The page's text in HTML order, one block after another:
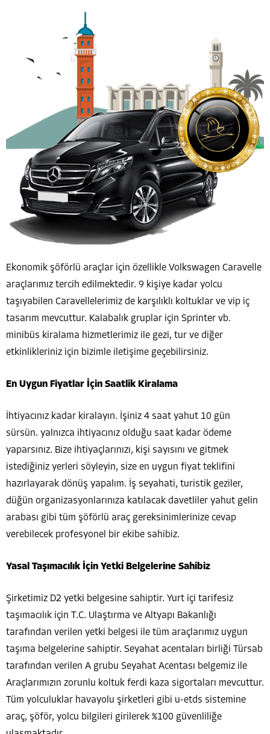
Ekonomik şöförlü araçlar için özellikle Volkswagen Caravelle
araçlarımız tercih edilmektedir. 9 kişiye kadar yolcu
taşıyabilen Caravellelerimiz de karşılıklı koltuklar ve vip iç
tasarım mevcuttur. Kalabalık gruplar için Sprinter vb.
minibüs kiralama hizmetlerimiz ile gezi, tur ve diğer
etkinlikleriniz için bizimle iletişime geçebilirsiniz.
En Uygun Fiyatlar İçin Saatlik Kiralama
İhtiyacınız kadar kiralayın. İşiniz 4 saat yahut 10 gün
sürsün. yalnızca ihtiyacınız olduğu saat kadar ödeme
yaparsınız. Bize ihtiyaçlarınızı, kişi sayısını ve gitmek
istediğiniz yerleri söyleyin, size en uygun fiyat teklifini
hazırlayarak dönüş yapalım. İş seyahati, turistik geziler,
düğün organizasyonlarınıza katılacak davetliler yahut gelin
arabası gibi tüm şöförlü araç gereksinimlerinize cevap
verebilecek profesyonel bir ekibe sahibiz.
Yasal Taşımacılık İçin Yetki Belgelerine Sahibiz
Şirketimiz D2 yetki belgesine sahiptir. Yurt içi tarifesiz
taşımacılık için T.C. Ulaştırma ve Altyapı Bakanlığı
tarafından verilen yetki belgesi ile tüm araçlarımız uygun
taşıma belgelerine sahiptir. Seyahat acentaları birliği Türsab
tarafından verilen A grubu Seyahat Acentası belgemiz ile
Araçlarımızın zorunlu koltuk ferdi kaza sigortaları mevcuttur.
Tüm yolculuklar havayolu şirketleri gibi u-etds sistemine
araç, şöför, yolcu bilgileri girilerek %100 güvenliliğe